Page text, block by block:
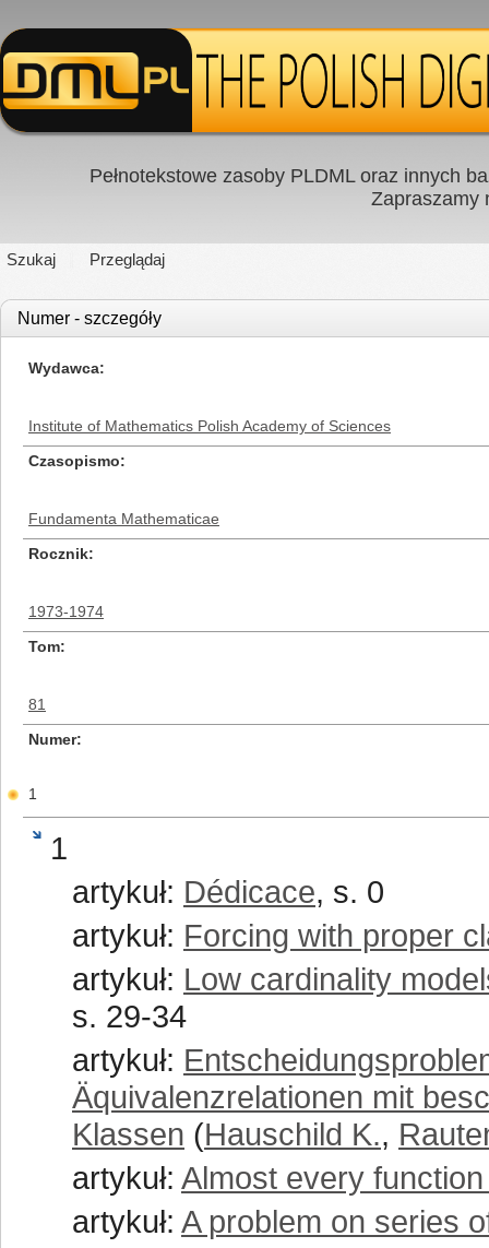
Pełnotekstowe zasoby PLDML oraz innych
Zapraszamy
Szukaj Przeglądaj
Numer - szczegóły
Wydawca
Institute of Mathematics Polish Academy of Sciences
Czasopismo
Fundamenta Mathematicae
Rocznik
1973-1974
Tom
81
Numer
1
1
artykuł: Dédicace, s. 0
artykuł: Forcing with proper
artykuł: Low cardinality
s. 29-34
artykuł:
Äquivalenzrelationen mit
Klassen (Hauschild K.,
artykuł: Almost every
artykuł: A problem on series